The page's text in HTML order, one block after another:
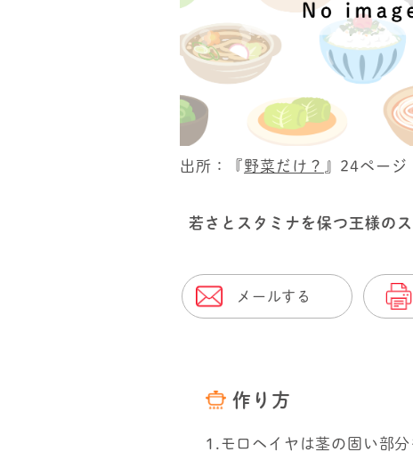
出所：『野菜だけ？ 』24ページ
若さとスタミナを保つ王様の
メールする
作り方
1.モロヘイヤは茎の固い部